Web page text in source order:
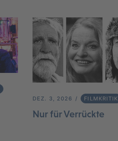
DEZ. 3, 2026 FILMKRITIK
Nur für Verrückte